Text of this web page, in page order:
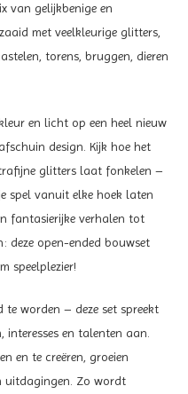
van gelijkbenige en
met veelkleurige glitters,
torens, bruggen, dieren
en licht op een heel nieuw
design. Kijk hoe het
glitters laat fonkelen –
spel vanuit elke hoek laten
fantasierijke verhalen tot
deze open-ended bouwset
speelplezier!
te worden – deze set spreekt
en talenten aan.
en te creëren, groeien
uitdagingen. Zo wordt